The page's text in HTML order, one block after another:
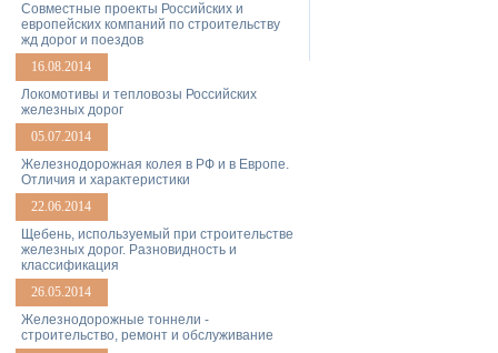
Совместные проекты Российских и
европейских компаний по строительству
жд дорог и поездов
16.08.2014
Локомотивы и тепловозы Российских
железных дорог
05.07.2014
Железнодорожная колея в РФ и в Европе.
Отличия и характеристики
22.06.2014
Щебень, используемый при строительстве
железных дорог. Разновидность и
классификация
26.05.2014
Железнодорожные тоннели -
строительство, ремонт и обслуживание